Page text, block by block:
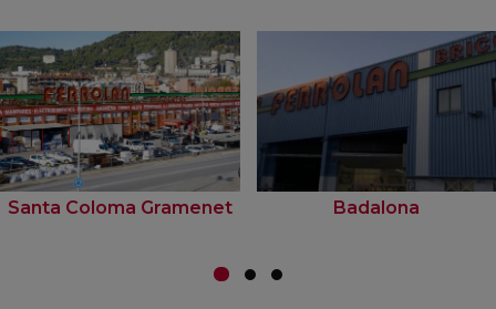
Santa Coloma Gramenet Badalona